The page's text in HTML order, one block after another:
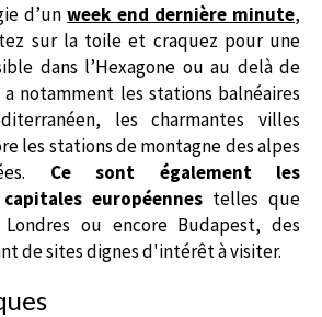
d’unweek end dernière minute,
sur la toile et craquez pour une
dans l’Hexagone ou au delà de
notamment les stations balnéaires
les charmantes villes
les stations de montagne des alpes
Ce sont également les
européennes telles que
Londres ou encore Budapest, des
de sites dignes d'intérêt à visiter.